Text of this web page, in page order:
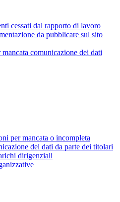
cessati dal rapporto di lavoro
da pubblicare sul sito
mancata comunicazione dei dati
per mancata o incompleta
dei dati da parte dei titolari
dirigenziali